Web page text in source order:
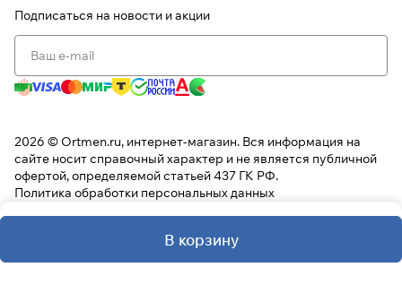
В корзину
Подписаться на новости и акции
2026 © Ortmen.ru, интернет-магазин. Вся информация на
сайте носит справочный характер и не является публичной
офертой, определяемой статьей 437 ГК РФ.
Политика обработки персональных данных